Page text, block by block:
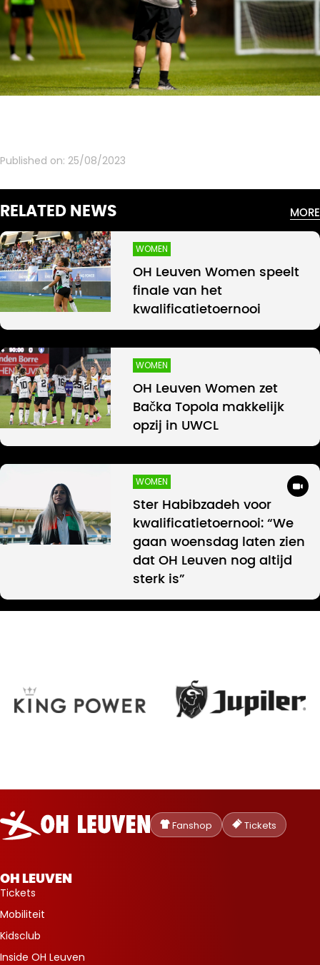
Published on: 25/08/2023
RELATED NEWS MORE
WOMEN
OH Leuven Women speelt
finale van het
kwalificatietoernooi
WOMEN
OH Leuven Women zet
Bačka Topola makkelijk
opzij in UWCL
WOMEN
Ster Habibzadeh voor
kwalificatietoernooi: “We
gaan woensdag laten zien
dat OH Leuven nog altijd
sterk is”
Oud-
Heverlee
Leuven
Fanshop Tickets
OH LEUVEN
Tickets
Mobiliteit
Kidsclub
Inside OH Leuven